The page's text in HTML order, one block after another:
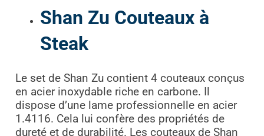
Shan Zu Couteaux à
Steak
Le set de Shan Zu contient 4 couteaux conçus
en acier inoxydable riche en carbone. Il
dispose d’une lame professionnelle en acier
1.4116. Cela lui confère des propriétés de
dureté et de durabilité. Les couteaux de Shan